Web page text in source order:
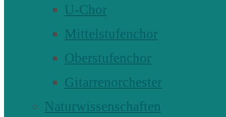
U-Chor
Mittelstufenchor
Oberstufenchor
Gitarrenorchester
Naturwissenschaften